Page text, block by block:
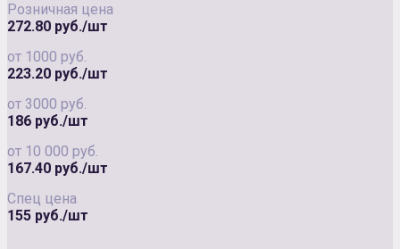
Розничная цена
272.80 руб./шт
от 1000 руб.
223.20 руб./шт
от 3000 руб.
186 руб./шт
от 10 000 руб.
167.40 руб./шт
Спец цена
155 руб./шт